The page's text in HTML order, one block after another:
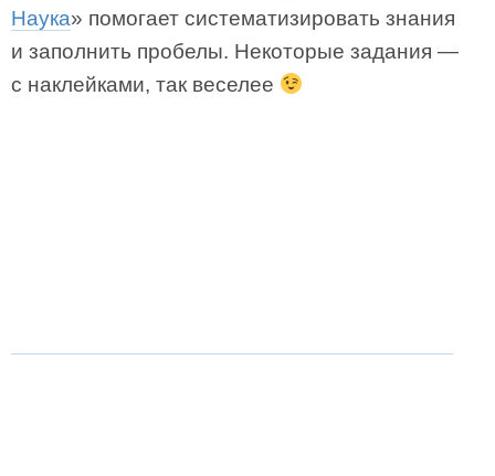
Наука» помогает систематизировать знания
и заполнить пробелы. Некоторые задания —
с наклейками, так веселее